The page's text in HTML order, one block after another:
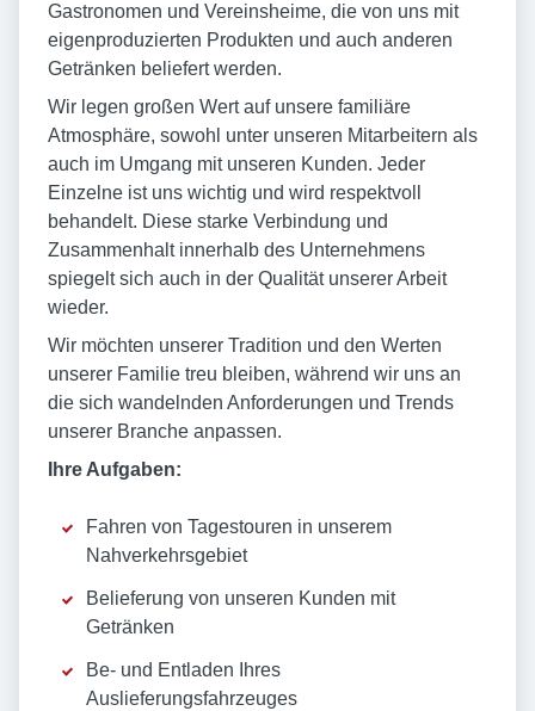
Gastronomen und Vereinsheime, die von uns mit
eigenproduzierten Produkten und auch anderen
Getränken beliefert werden.
Wir legen großen Wert auf unsere familiäre
Atmosphäre, sowohl unter unseren Mitarbeitern als
auch im Umgang mit unseren Kunden. Jeder
Einzelne ist uns wichtig und wird respektvoll
behandelt. Diese starke Verbindung und
Zusammenhalt innerhalb des Unternehmens
spiegelt sich auch in der Qualität unserer Arbeit
wieder.
Wir möchten unserer Tradition und den Werten
unserer Familie treu bleiben, während wir uns an
die sich wandelnden Anforderungen und Trends
unserer Branche anpassen.
Ihre Aufgaben:
Fahren von Tagestouren in unserem
Nahverkehrsgebiet
Belieferung von unseren Kunden mit
Getränken
Be- und Entladen Ihres
Auslieferungsfahrzeuges